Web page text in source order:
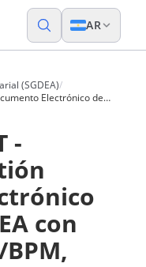
AR
(SGDEA)/
Electrónico de
-
con